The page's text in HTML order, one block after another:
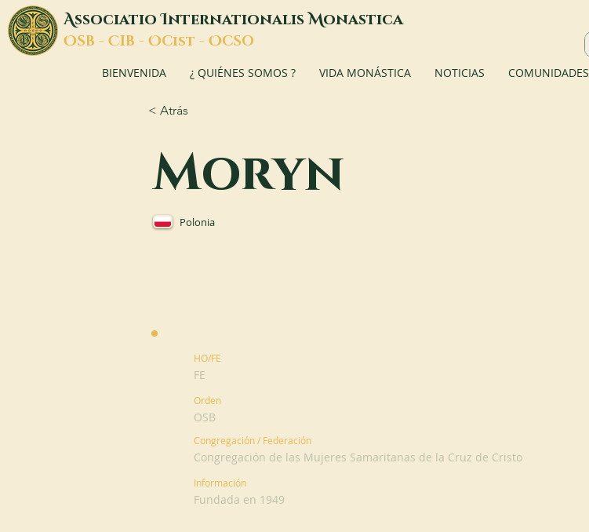
AssociatioInternationalisMonastica
OSB - CIB - OCist - OCSO
BIENVENIDA ¿ QUIÉNES SOMOS ? VIDA MONÁSTICA NOTICIAS COMUNIDADES
< Atrás
Moryn
Polonia
HO/FE
FE
Orden
OSB
Congregación / Federación
Congregación de las Mujeres Samaritanas de la Cruz de Cristo
Información
Fundada en 1949